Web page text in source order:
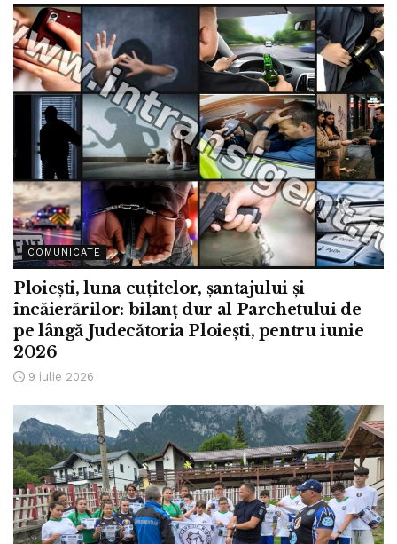
COMUNICATE
Ploiești, luna cuțitelor, șantajului și
încăierărilor: bilanț dur al Parchetului de
pe lângă Judecătoria Ploiești, pentru iunie
2026
9 iulie 2026